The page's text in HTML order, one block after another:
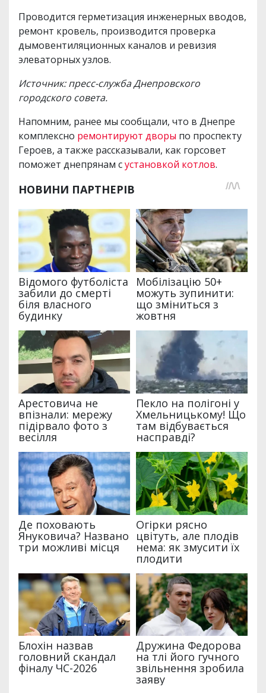
Проводится герметизация инженерных вводов,
ремонт кровель, производится проверка
дымовентиляционных каналов и ревизия
элеваторных узлов.
Источник: пресс-служба Днепровского
городского совета.
Напомним, ранее мы сообщали, что в Днепре
комплексно ремонтируют дворы по проспекту
Героев, а также рассказывали, как горсовет
поможет днепрянам сустановкой котлов.